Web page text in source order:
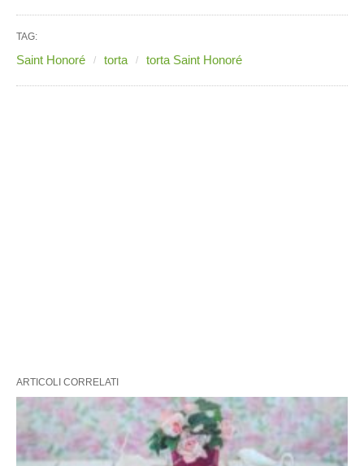
TAG:
Saint Honoré torta torta Saint Honoré
ARTICOLI CORRELATI